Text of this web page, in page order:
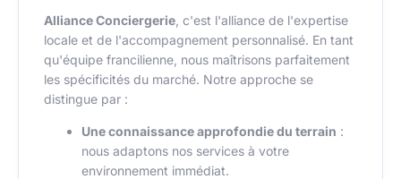
Alliance Conciergerie , c'est l'alliance de l'expertise
locale et de l'accompagnement personnalisé. En tant
qu'équipe francilienne, nous maîtrisons parfaitement
les spécificités du marché. Notre approche se
distingue par :
Une connaissance approfondie du terrain :
nous adaptons nos services à votre
environnement immédiat.